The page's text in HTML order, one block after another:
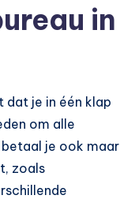
in
dat je in één klap
om alle
je ook maar
zoals